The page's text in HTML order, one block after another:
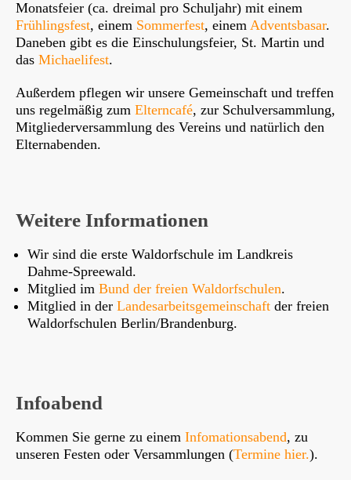
Monatsfeier (ca. dreimal pro Schuljahr) mit einem
Frühlingsfest, einem Sommerfest, einem Adventsbasar.
Daneben gibt es die Einschulungsfeier, St. Martin und
das Michaelifest.
Außerdem pflegen wir unsere Gemeinschaft und treffen
uns regelmäßig zum Elterncafé, zur Schulversammlung,
Mitgliederversammlung des Vereins und natürlich den
Elternabenden.
Weitere Informationen
Wir sind die erste Waldorfschule im Landkreis
Dahme-Spreewald.
Mitglied im Bund der freien Waldorfschulen.
Mitglied in der Landesarbeitsgemeinschaft der freien
Waldorfschulen Berlin/Brandenburg.
Infoabend
Kommen Sie gerne zu einem Infomationsabend, zu
unseren Festen oder Versammlungen (Termine hier.).